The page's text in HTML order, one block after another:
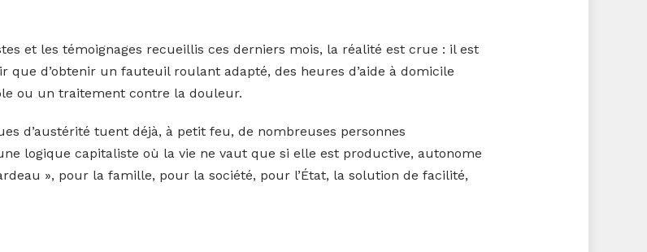
et les témoignages recueillis ces derniers mois, la réalité est crue : il est
d’obtenir un fauteuil roulant adapté, des heures d’aide à domicile
ou un traitement contre la douleur.
d’austérité tuent déjà, à petit feu, de nombreuses personnes
logique capitaliste où la vie ne vaut que si elle est productive, autonome
», pour la famille, pour la société, pour l’État, la solution de facilité,